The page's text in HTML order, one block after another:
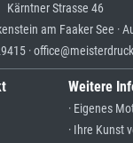
Kärntner Strasse 46
am Faaker See ·
·
Weitere
· Eigenes
· Ihre Kunst